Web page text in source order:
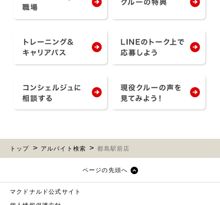
トップ アルバイト検索 都島駅前店
ページの先頭へ
マクドナルド公式サイト